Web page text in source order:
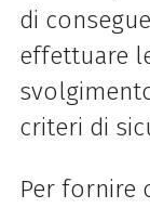
di
effettuare
criteri di
Per fornire